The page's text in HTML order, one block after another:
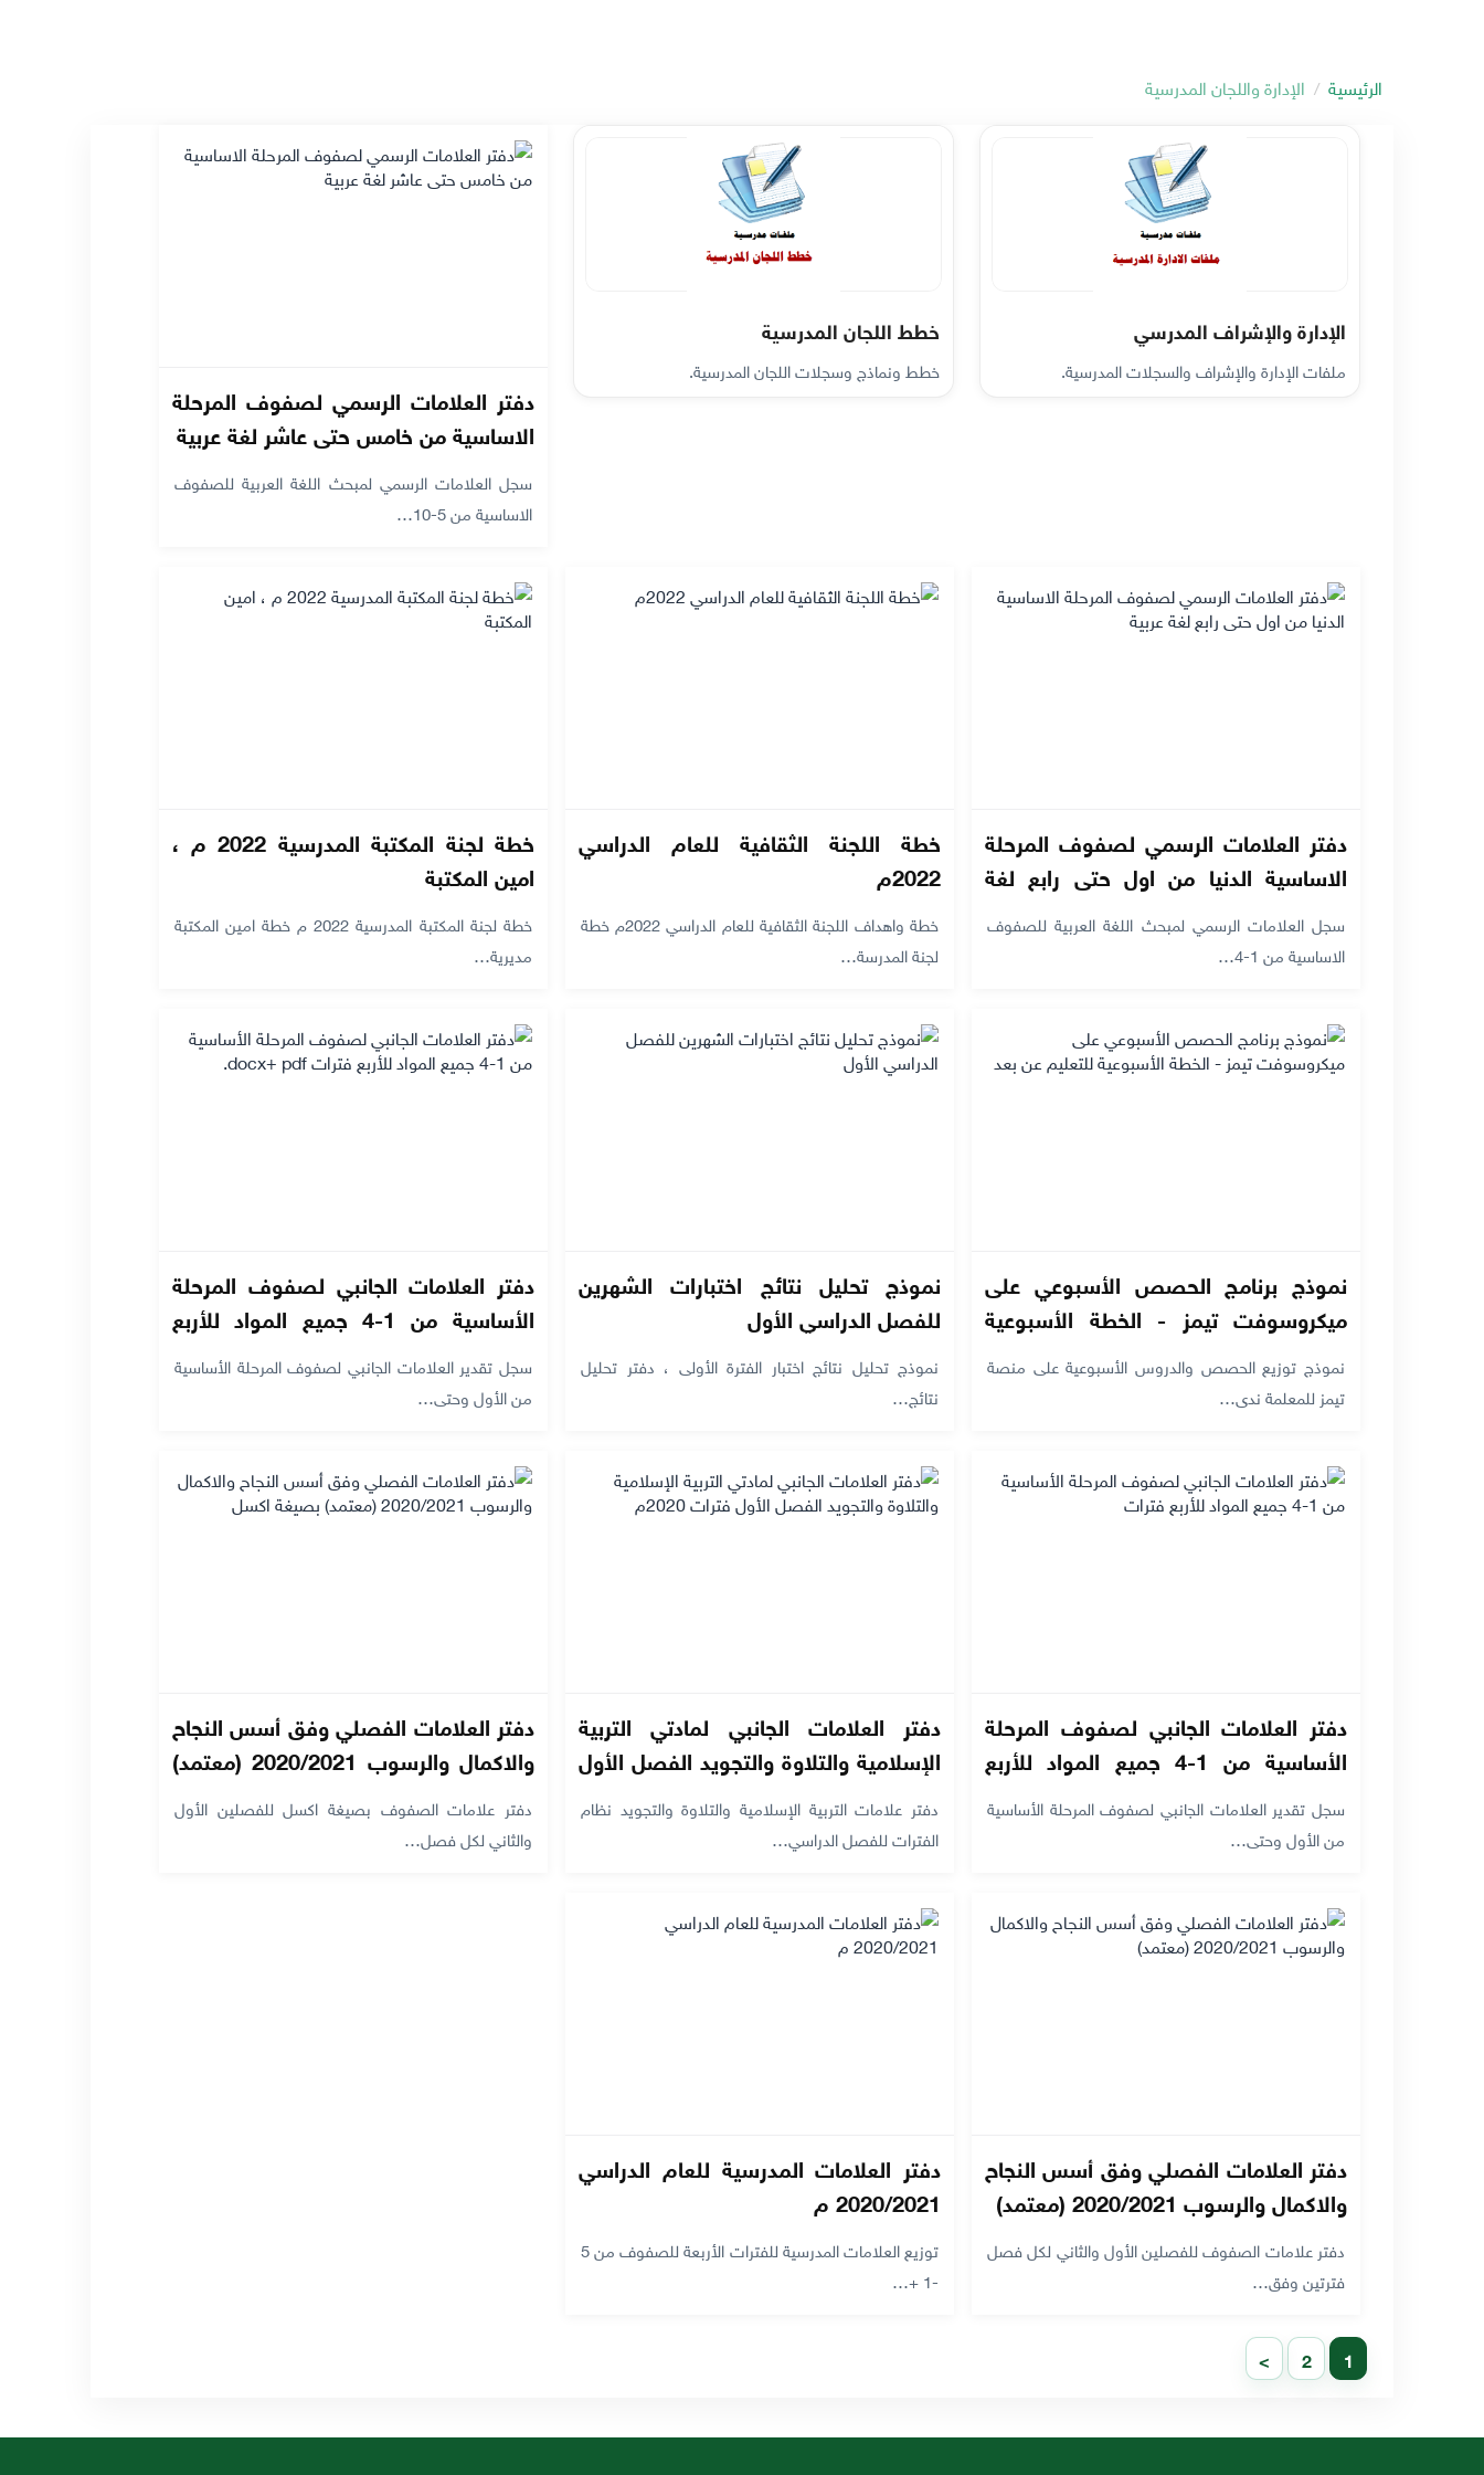
الرئيسية الإدارة واللجان المدرسية
الإدارة والإشراف المدرسي
ملفات الإدارة والإشراف والسجلات المدرسية.
خطط اللجان المدرسية
خطط ونماذج وسجلات اللجان المدرسية.
دفتر العلامات الرسمي لصفوف المرحلة
الاساسية من خامس حتى عاشر لغة عربية
سجل العلامات الرسمي لمبحث اللغة العربية للصفوف
الاساسية من 5-10…
دفتر العلامات الرسمي لصفوف المرحلة
الاساسية الدنيا من اول حتى رابع لغة
عربية
سجل العلامات الرسمي لمبحث اللغة العربية للصفوف
الاساسية من 1-4…
خطة اللجنة الثقافية للعام الدراسي
2022م
خطة واهداف اللجنة الثقافية للعام الدراسي 2022م خطة
لجنة المدرسة…
خطة لجنة المكتبة المدرسية 2022 م ،
امين المكتبة
خطة لجنة المكتبة المدرسية 2022 م خطة امين المكتبة
مديرية…
نموذج برنامج الحصص الأسبوعي على
ميكروسوفت تيمز - الخطة الأسبوعية
للتعليم عن بعد
نموذج توزيع الحصص والدروس الأسبوعية على منصة
تيمز للمعلمة ندى…
نموذج تحليل نتائج اختبارات الشهرين
للفصل الدراسي الأول
نموذج تحليل نتائج اختبار الفترة الأولى ، دفتر تحليل
نتائج…
دفتر العلامات الجانبي لصفوف المرحلة
الأساسية من 1-4 جميع المواد للأربع
فترات docx+ pdf.
سجل تقدير العلامات الجانبي لصفوف المرحلة الأساسية
من الأول وحتى…
دفتر العلامات الجانبي لصفوف المرحلة
الأساسية من 1-4 جميع المواد للأربع
فترات
سجل تقدير العلامات الجانبي لصفوف المرحلة الأساسية
من الأول وحتى…
دفتر العلامات الجانبي لمادتي التربية
الإسلامية والتلاوة والتجويد الفصل الأول
فترات 2020م
دفتر علامات التربية الإسلامية والتلاوة والتجويد نظام
الفترات للفصل الدراسي…
دفتر العلامات الفصلي وفق أسس النجاح
والاكمال والرسوب 2020/2021 (معتمد)
بصيغة اكسل
دفتر علامات الصفوف بصيغة اكسل للفصلين الأول
والثاني لكل فصل…
دفتر العلامات الفصلي وفق أسس النجاح
والاكمال والرسوب 2020/2021 (معتمد)
دفتر علامات الصفوف للفصلين الأول والثاني لكل فصل
فترتين وفق…
دفتر العلامات المدرسية للعام الدراسي
2020/2021 م
توزيع العلامات المدرسية للفترات الأربعة للصفوف من 5
-1 +…
1
2
>